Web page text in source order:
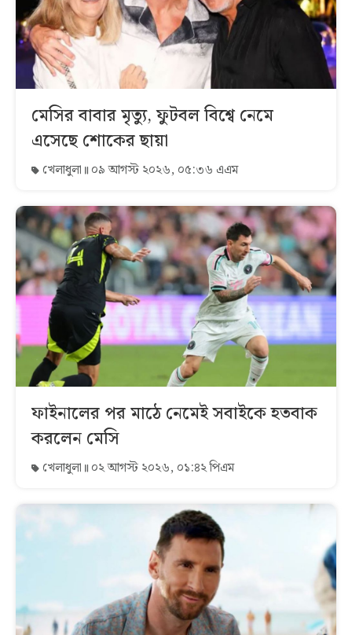
মেসির বাবার মৃত্যু, ফুটবল বিশ্বে নেমে
এসেছে শোকের ছায়া
খেলাধুলা ০৯ আগস্ট ২০২৬, ০৫:৩৬ এএম
ফাইনালের পর মাঠে নেমেই সবাইকে হতবাক
করলেন মেসি
খেলাধুলা ০২ আগস্ট ২০২৬, ০১:৪২ পিএম